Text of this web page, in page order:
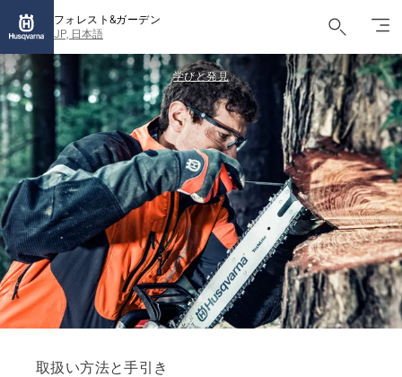
フォレスト&ガーデン
JP, 日本語
学びと発見
取扱い方法と手引き